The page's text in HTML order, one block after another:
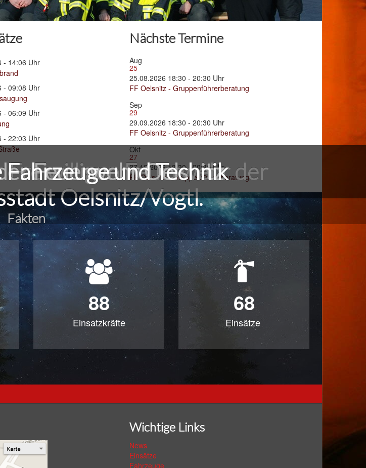
Freiwilligen Feuerwehr der
Oelsnitz/Vogtl.
Feuerwehr Oelsnitz
und Technik
- 14:06 Uhr
- 09:08 Uhr
- 06:09 Uhr
- 22:03 Uhr
Nächste Termine
Aug
25
25.08.2026 18:30 - 20:30 Uhr
FF Oelsnitz - Gruppenführerberatung
Sep
29
29.09.2026 18:30 - 20:30 Uhr
FF Oelsnitz - Gruppenführerberatung
Okt
27
27.10.2026 18:30 - 20:30 Uhr
FF Oelsnitz - Gruppenführerberatung
Fakten
88
Einsatzkräfte
68
Einsätze
Wichtige Links
News
Einsätze
Fahrzeuge